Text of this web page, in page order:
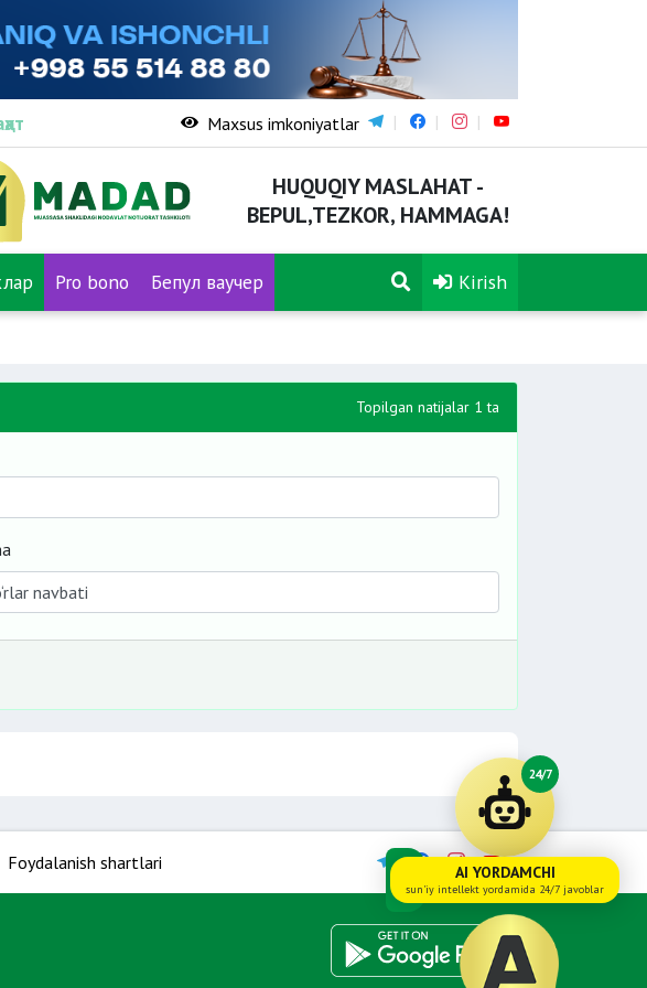
Maxsus imkoniyatlar
HUQUQIY MASLAHAT -
BEPUL,TEZKOR, HAMMAGA!
Pro bono Бепул ваучер Kirish
Topilgan natijalar 1 ta
Foydalanish shartlari
24/7
AI YORDAMCHI
sun'iy intellekt yordamida 24/7 javoblar